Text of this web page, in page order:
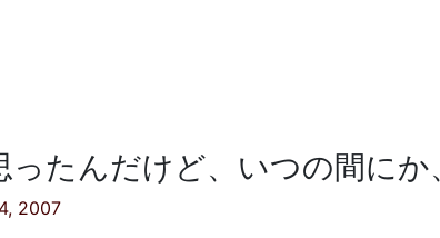
たんだけど、いつの間にか
2007